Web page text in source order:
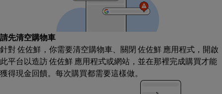
請先清空購物車
針對 佐佐鮮，你需要清空購物車、關閉 佐佐鮮 應用程式，開啟
此平台以造訪 佐佐鮮 應用程式或網站，並在那裡完成購買才能
獲得現金回饋。每次購買都需要這樣做。